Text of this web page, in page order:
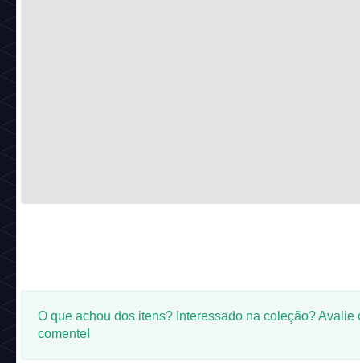
O que achou dos itens? Interessado na coleção? Avalie
comente!